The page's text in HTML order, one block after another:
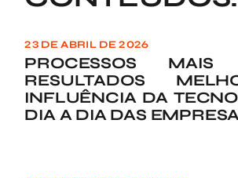
23 DE ABRIL DE 2026
PROCESSOS MAIS
RESULTADOS
INFLUÊNCIA DA
DIA A DIA DAS